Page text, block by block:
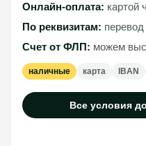
Онлайн-оплата: картой
По реквизитам:
Счет от ФЛП: можем
наличные карта IBAN
Все условия